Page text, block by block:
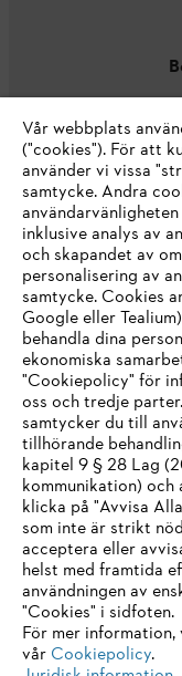
Företaget
STIHL FAQ
Service
Allmänna villkor
Integritetspolicy
Juridisk information
IHR
Sie nutzen einen
eine optimale
einem der folgenden
Vår webbplats
("cookies"). För att
använder vi vissa
samtycke. Andra
inklusive analys av
och skapandet av
personalisering av
samtycke. Cookies
Google eller
behandla dina
ekonomiska
"Cookiepolicy" för
oss och tredje
samtycker du till
tillhörande
kapitel 9 § 28 Lag
kommunikation) och
klicka på "Avvisa
som inte är strikt
acceptera eller
helst med framtida
användningen av
"Cookies" i sidfoten.
För mer information,
vår Cookiepolicy.